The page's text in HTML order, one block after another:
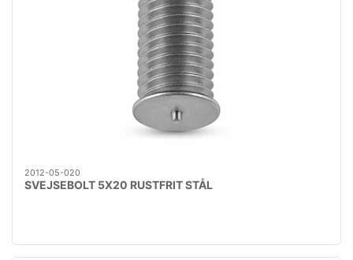
2012-05-020
SVEJSEBOLT 5X20 RUSTFRIT STÅL